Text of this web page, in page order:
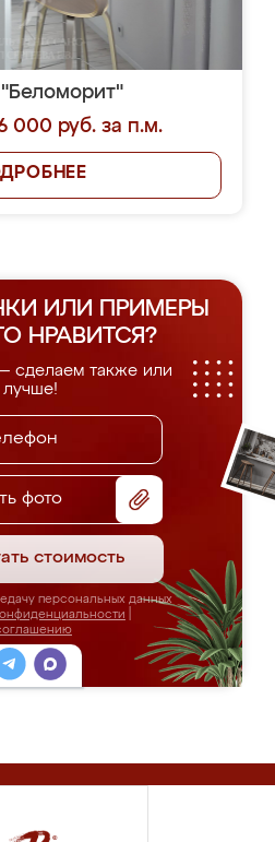
"Беломорит"
000 руб. за п.м.
ИЛИ ПРИМЕРЫ
НРАВИТСЯ?
сделаем также или
лучше!
фото
стоимость
персональных данных